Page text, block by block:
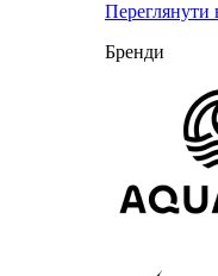
Переглянути
Бренди